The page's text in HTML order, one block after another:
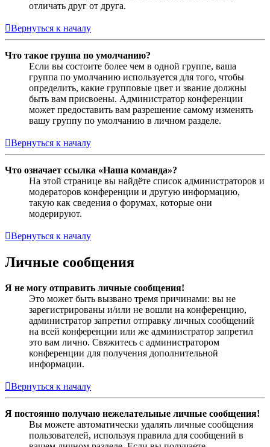
отличать друг от друга.
Вернуться к началу
Что такое группа по умолчанию?
Если вы состоите более чем в одной группе, ваша
группа по умолчанию используется для того, чтобы
определить, какие групповые цвет и звание должны
быть вам присвоены. Администратор конференции
может предоставить вам разрешение самому изменять
вашу группу по умолчанию в личном разделе.
Вернуться к началу
Что означает ссылка «Наша команда»?
На этой странице вы найдёте список администраторов и
модераторов конференции и другую информацию,
такую как сведения о форумах, которые они
модерируют.
Вернуться к началу
Личные сообщения
Я не могу отправить личные сообщения!
Это может быть вызвано тремя причинами: вы не
зарегистрированы и/или не вошли на конференцию,
администратор запретил отправку личных сообщений
на всей конференции или же администратор запретил
это вам лично. Свяжитесь с администратором
конференции для получения дополнительной
информации.
Вернуться к началу
Я постоянно получаю нежелательные личные сообщения!
Вы можете автоматически удалять личные сообщения
пользователей, используя правила для сообщений в